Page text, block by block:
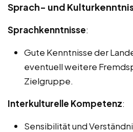
Sprach- und
Sprachkenntnisse:
Gute Kenntnisse der
eventuell weitere
Zielgruppe.
Interkulturelle Kompetenz:
Sensibilität und